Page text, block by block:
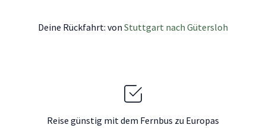
Deine Rückfahrt: von Stuttgart nach Gütersloh
Reise günstig mit dem Fernbus zu Europas